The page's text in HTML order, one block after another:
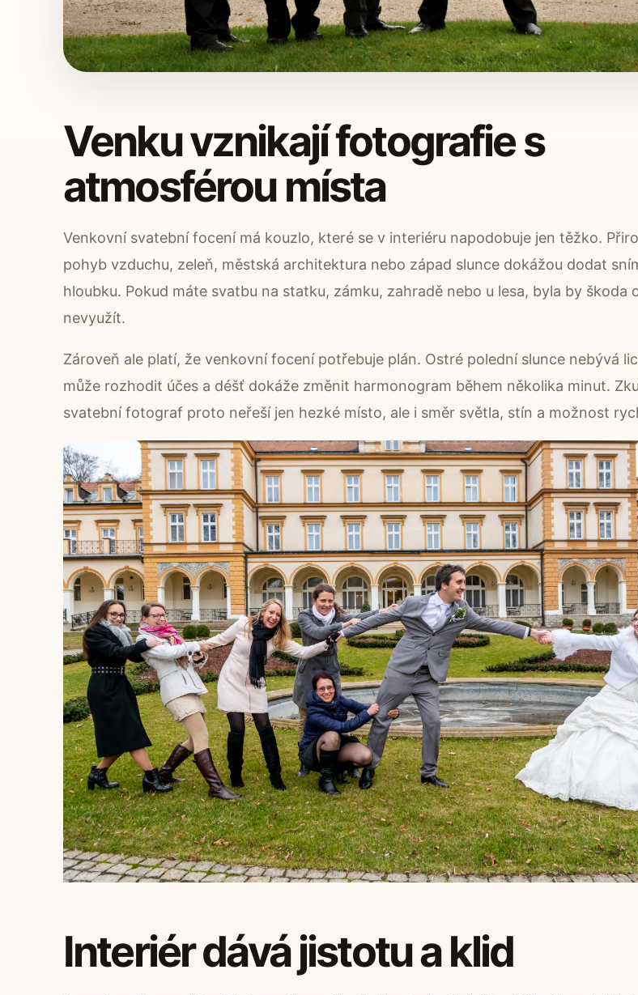
Venku vznikají fotografie s
atmosférou místa
Venkovní svatební focení má kouzlo, které se v interiéru napodobuje jen těžko.
pohyb vzduchu, zeleň, městská architektura nebo západ slunce dokážou dodat
hloubku. Pokud máte svatbu na statku, zámku, zahradě nebo u lesa, byla by škoda
nevyužít.
Zároveň ale platí, že venkovní focení potřebuje plán. Ostré polední slunce nebývá
může rozhodit účes a déšť dokáže změnit harmonogram během několika minut.
svatební fotograf proto neřeší jen hezké místo, ale i směr světla, stín a možnost
Interiér dává jistotu a klid